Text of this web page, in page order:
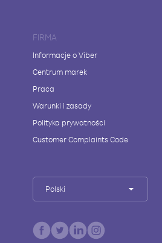
FIRMA
Informacje o Viber
Centrum marek
Praca
Warunki i zasady
Polityka prywatności
Customer Complaints Code
Polski